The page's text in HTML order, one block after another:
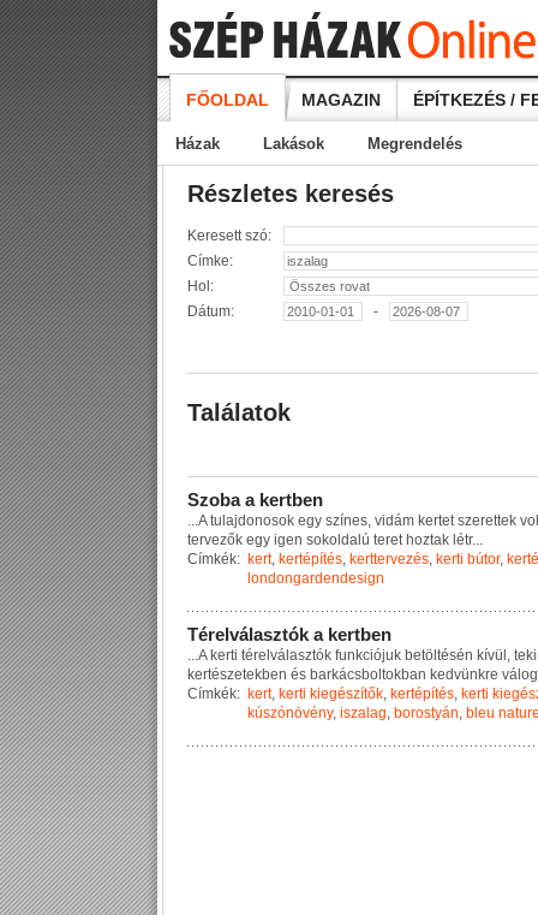
FŐOLDAL MAGAZIN ÉPÍTKEZÉS /
Házak Lakások Megrendelés
Részletes keresés
Keresett szó:
Címke:
Hol:
Dátum:
-
Találatok
Szoba a kertben
...A tu ajdonosok egy színes, vidám kertet szerette k vo
tervezők egy igen soko da ú teret hoztak étr...
Címkék: kert, kertépítés, kerttervezés, kerti bútor,
londongardendesign
Térelválasztók a kertben
...A kerti tére vá asztók fun kcióju k betö tésén kívü , te ki
kertészete kben és barkácsbo tokban kedvün kre vá og
Címkék: kert, kerti kiegészítők, kertépítés, kerti
kúszónövény, iszalag, borostyán, bleu